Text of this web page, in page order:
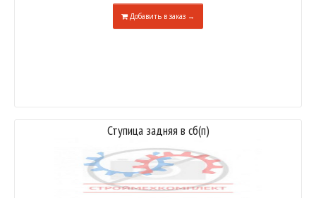
Добавить в заказ →
Ступица задняя в сб(п)